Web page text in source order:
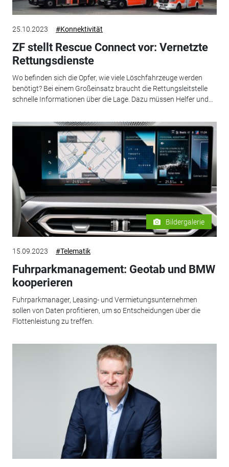
25.10.2023 #Konnektivität
ZF stellt Rescue Connect vor: Vernetzte
Rettungsdienste
Wo befinden sich die Opfer, wie viele Löschfahrzeuge werden
benötigt? Bei einem Großeinsatz braucht die Rettungsleitstelle
schnelle Informationen über die Lage. Dazu müssen Helfer und...
Bildergalerie
15.09.2023 #Telematik
Fuhrparkmanagement: Geotab und BMW
kooperieren
Fuhrparkmanager, Leasing- und Vermietungsunternehmen
sollen von Daten profitieren, um so Entscheidungen über die
Flottenleistung zu treffen.